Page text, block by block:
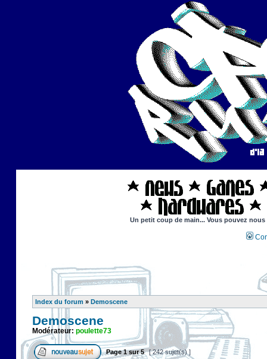
Un petit coup de main... Vous pouvez
Index du forum » Demoscene
Demoscene
Modérateur: poulette73
Page1sur5 [ 242 sujet(s) ]